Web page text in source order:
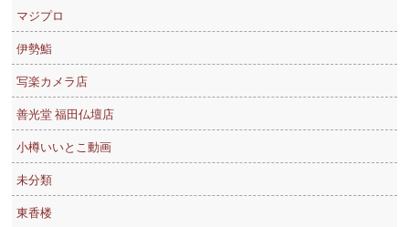
マジプロ
伊勢鮨
写楽カメラ店
善光堂 福田仏壇店
小樽いいとこ動画
未分類
東香楼